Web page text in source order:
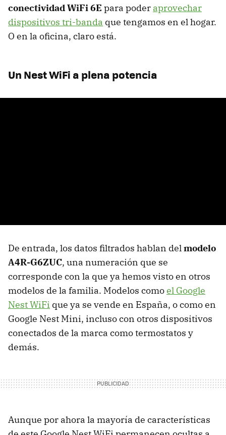
conectividad WiFi 6E para poder aprovechar
dispositivos tri-banda que tengamos en el hogar.
O en la oficina, claro está.
Un Nest WiFi a plena potencia
De entrada, los datos filtrados hablan delmodelo
A4R-G6ZUC, una numeración que se
corresponde con la que ya hemos visto en otros
modelos de la familia. Modelos comoel Google
Nest WiFi que ya se vende en España, o como en
Google Nest Mini, incluso con otros dispositivos
conectados de la marca como termostatos y
demás.
Aunque por ahora la mayoría de características